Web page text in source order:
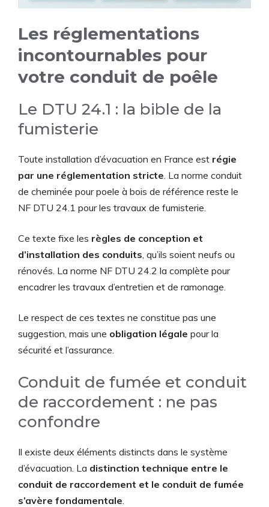
Les réglementations
incontournables pour
votre conduit de poêle
Le DTU 24.1 : la bible de la
fumisterie
Toute installation d’évacuation en France est régie
par une réglementation stricte . La norme conduit
de cheminée pour poele à bois de référence reste le
NF DTU 24.1 pour les travaux de fumisterie.
Ce texte fixe les règles de conception et
d’installation des conduits , qu’ils soient neufs ou
rénovés. La norme NF DTU 24.2 la complète pour
encadrer les travaux d’entretien et de ramonage.
Le respect de ces textes ne constitue pas une
suggestion, mais une obligation légale pour la
sécurité et l’assurance.
Conduit de fumée et conduit
de raccordement : ne pas
confondre
Il existe deux éléments distincts dans le système
d’évacuation. La distinction technique entre le
conduit de raccordement et le conduit de fumée
s’avère fondamentale